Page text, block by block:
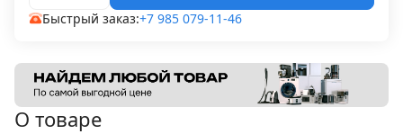
Быстрый заказ:+7 985 079-11-46
О товаре